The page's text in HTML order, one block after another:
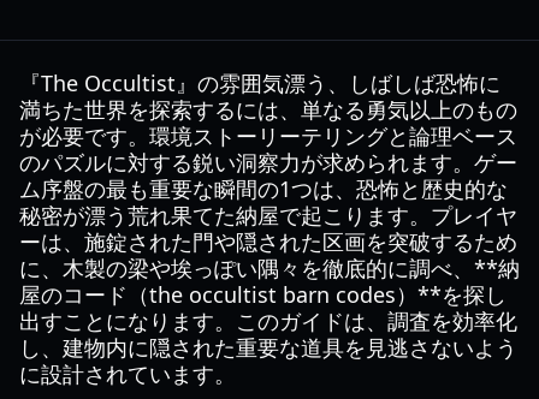
『The Occultist』の雰囲気漂う、しばしば恐怖に
満ちた世界を探索するには、単なる勇気以上のもの
が必要です。環境ストーリーテリングと論理ベース
のパズルに対する鋭い洞察力が求められます。ゲー
ム序盤の最も重要な瞬間の1つは、恐怖と歴史的な
秘密が漂う荒れ果てた納屋で起こります。プレイヤ
ーは、施錠された門や隠された区画を突破するため
に、木製の梁や埃っぽい隅々を徹底的に調べ、**納
屋のコード（the occultist barn codes）**を探し
出すことになります。このガイドは、調査を効率化
し、建物内に隠された重要な道具を見逃さないよう
に設計されています。